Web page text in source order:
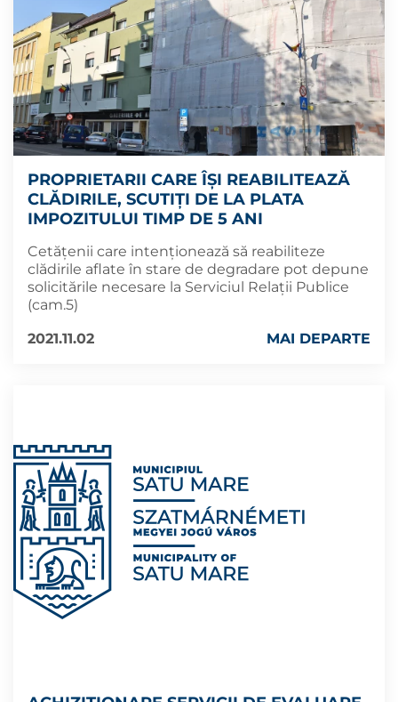
PROPRIETARII CARE ÎȘI REABILITEAZĂ
CLĂDIRILE, SCUTIȚI DE LA PLATA
IMPOZITULUI TIMP DE 5 ANI
Cetățenii care intenționează să reabiliteze
clădirile aflate în stare de degradare pot depune
solicitările necesare la Serviciul Relații Publice
(cam.5)
2021.11.02
MAI DEPARTE